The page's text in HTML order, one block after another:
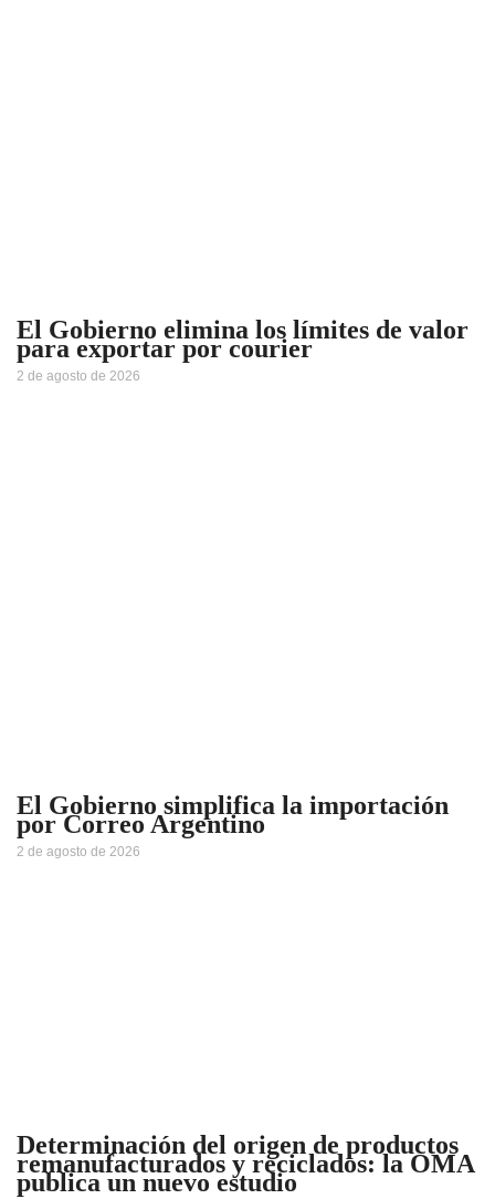
El Gobierno elimina los límites de valor
para exportar por courier
2 de agosto de 2026
El Gobierno simplifica la importación
por Correo Argentino
2 de agosto de 2026
Determinación del origen de productos
remanufacturados y reciclados: la OMA
publica un nuevo estudio